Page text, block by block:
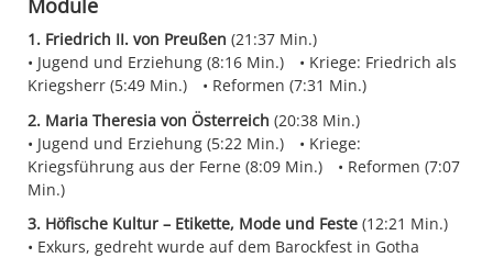
Module
1. Friedrich II. von Preußen (21:37 Min.)
Jugend und Erziehung (8:16 Min.)
Kriege: Friedrich als
Kriegsherr (5:49 Min.)
Reformen (7:31 Min.)
2. Maria Theresia von Österreich (20:38 Min.)
Jugend und Erziehung (5:22 Min.)
Kriege:
Kriegsführung aus der Ferne (8:09 Min.)
Reformen (7:07
Min.)
3. Höfische Kultur – Etikette, Mode und Feste (12:21 Min.)
Exkurs, gedreht wurde auf dem Barockfest in Gotha